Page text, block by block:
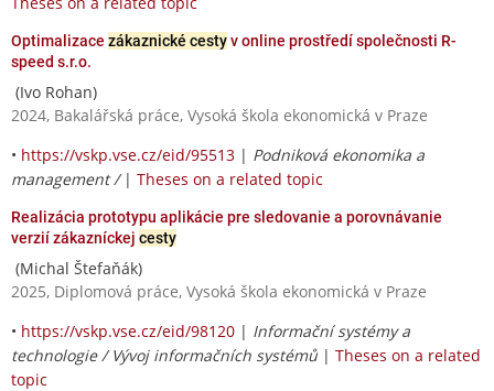
Optimalizace zákaznické cestyv online prostředí společnosti R-
speed s.r.o.
(Ivo Rohan)
2024, Bakalářská práce, Vysoká škola ekonomická v Praze
• https://vskp.vse.cz/eid/95513 | Podniková ekonomika a
management / | Theses on a related topic
Realizácia prototypu aplikácie pre sledovanie a porovnávanie
verzií zákazníckej cesty
(Michal Štefaňák)
2025, Diplomová práce, Vysoká škola ekonomická v Praze
• https://vskp.vse.cz/eid/98120 | Informační systémy a
technologie / Vývoj informačních systémů | Theses on a related
topic